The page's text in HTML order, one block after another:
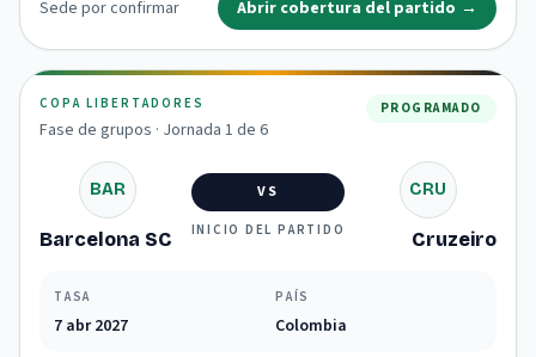
Sede por confirmar Abrir cobertura del partido →
COPA LIBERTADORES
Fase de grupos · Jornada 1 de 6
PROGRAMADO
BAR
Barcelona SC
VS
INICIO DEL PARTIDO
CRU
Cruzeiro
TASA
7 abr 2027
PAÍS
Colombia